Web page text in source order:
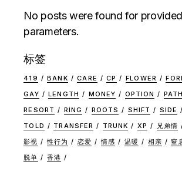
No posts were found for
parameters.
标签
419 BANK CARE CP FLOWER
GAY
LENGTH MONEY OPTION
RESORT
RING ROOTS SHIFT SIDE
TOLD
TRANSFER TRUNK XP 兄弟情
影视
性行为 恋爱 情感 温暖 相亲 窒
脱单
香港